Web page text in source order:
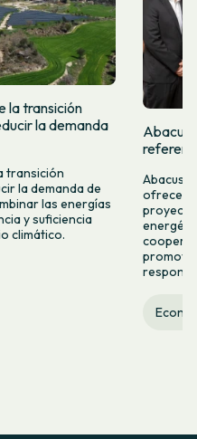
la transición
la demanda
transición
la demanda de
las energías
y suficiencia
climático.
Abacus
Abacus
ofrecer